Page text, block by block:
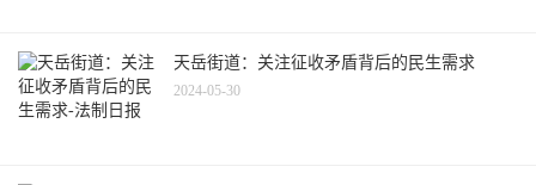
天岳街道：关注征收矛盾背后的民生需求
2024-05-30